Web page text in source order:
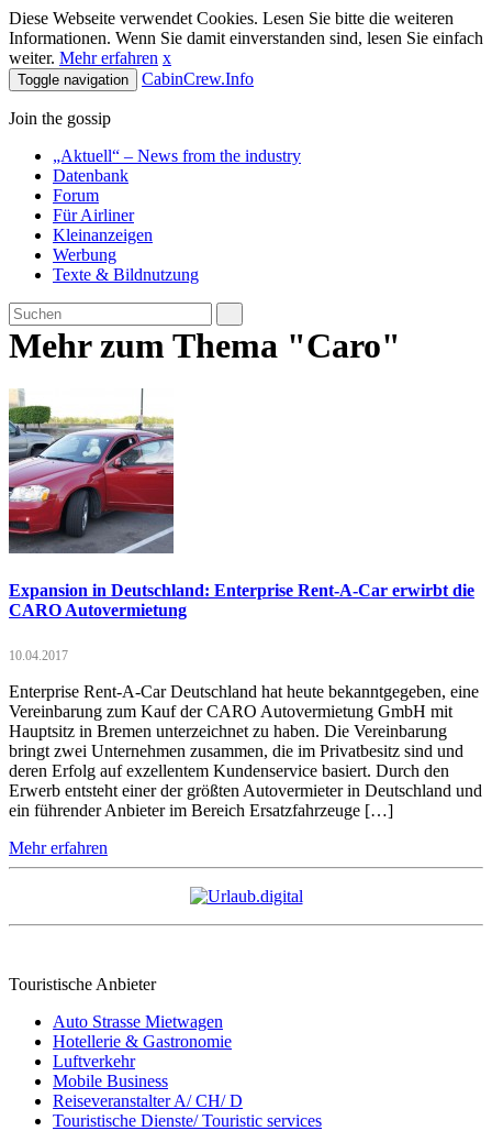
Diese Webseite verwendet Cookies. Lesen Sie bitte die weiteren
Informationen. Wenn Sie damit einverstanden sind, lesen Sie einfach
weiter. Mehr erfahren x
Toggle navigation CabinCrew.Info
Join the gossip
„Aktuell“ – News from the industry
Datenbank
Forum
Für Airliner
Kleinanzeigen
Werbung
Texte & Bildnutzung
Mehr zum Thema "Caro"
Expansion in Deutschland: Enterprise Rent-A-Car erwirbt die
CARO Autovermietung
10.04.2017
Enterprise Rent-A-Car Deutschland hat heute bekanntgegeben, eine
Vereinbarung zum Kauf der CARO Autovermietung GmbH mit
Hauptsitz in Bremen unterzeichnet zu haben. Die Vereinbarung
bringt zwei Unternehmen zusammen, die im Privatbesitz sind und
deren Erfolg auf exzellentem Kundenservice basiert. Durch den
Erwerb entsteht einer der größten Autovermieter in Deutschland und
ein führender Anbieter im Bereich Ersatzfahrzeuge […]
Mehr erfahren
Touristische Anbieter
Auto Strasse Mietwagen
Hotellerie & Gastronomie
Luftverkehr
Mobile Business
Reiseveranstalter A/ CH/ D
Touristische Dienste/ Touristic services